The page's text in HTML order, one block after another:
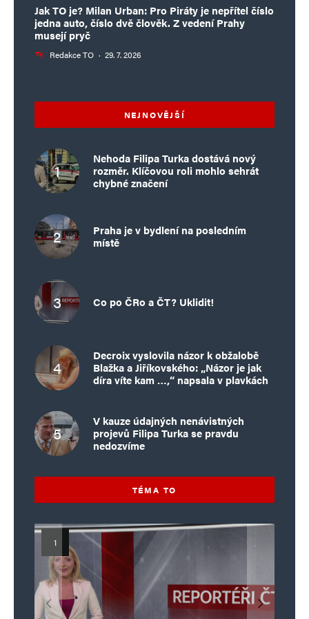
Jak TO je? Milan Urban: Pro Piráty je nepřítel číslo
jedna auto, číslo dvě člověk. Z vedení Prahy
musejí pryč
Redakce TO · 29. 7. 2026
NEJNOVĚJŠÍ
Nehoda Filipa Turka dostává nový
rozměr. Klíčovou roli mohlo sehrát
chybné značení
Praha je v bydlení na posledním
místě
Co po ČRo a ČT? Uklidit!
Decroix vyslovila názor k obžalobě
Blažka a Jiříkovského: „Názor je jak
díra víte kam …,“ napsala v plavkách
V kauze údajných nenávistných
projevů Filipa Turka se pravdu
nedozvíme
TÉMA TO
Islamistický teror v EU, 6. díl:
Brutální poprava 85letého
Islamistický teror v EU, 5. díl:
Mýty o Václavu Klausovi:
Pivo, jazz, hádky, loajalita
Vymíráme a politici lžou:
porodnost nezachrání